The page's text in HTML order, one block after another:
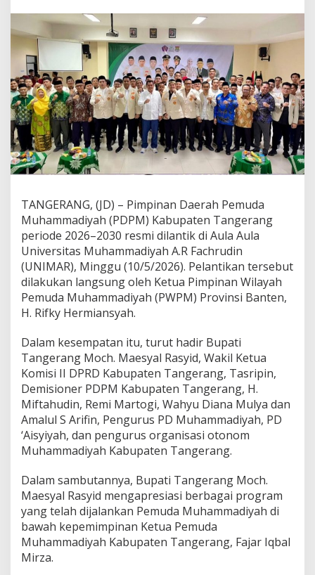
a
m
m
a
i
y
a
h
a
b
u
p
t
e
n
T
a
n
g
e
r
a
g
R
e
s
m
i
d
i
a
t
i
k
,
F
a
TANGERANG, (JD) – Pimpinan Daerah Pemuda
Muhammadiyah (PDPM) Kabupaten Tangerang
periode 2026–2030 resmi dilantik di Aula Aula
Universitas Muhammadiyah A.R Fachrudin
(UNIMAR), Minggu (10/5/2026). Pelantikan tersebut
dilakukan langsung oleh Ketua Pimpinan Wilayah
Pemuda Muhammadiyah (PWPM) Provinsi Banten,
H. Rifky Hermiansyah.
Dalam kesempatan itu, turut hadir Bupati
Tangerang Moch. Maesyal Rasyid, Wakil Ketua
Komisi II DPRD Kabupaten Tangerang, Tasripin,
Demisioner PDPM Kabupaten Tangerang, H.
Miftahudin, Remi Martogi, Wahyu Diana Mulya dan
Amalul S Arifin, Pengurus PD Muhammadiyah, PD
‘Aisyiyah, dan pengurus organisasi otonom
Muhammadiyah Kabupaten Tangerang.
Dalam sambutannya, Bupati Tangerang Moch.
Maesyal Rasyid mengapresiasi berbagai program
yang telah dijalankan Pemuda Muhammadiyah di
bawah kepemimpinan Ketua Pemuda
Muhammadiyah Kabupaten Tangerang, Fajar Iqbal
Mirza.